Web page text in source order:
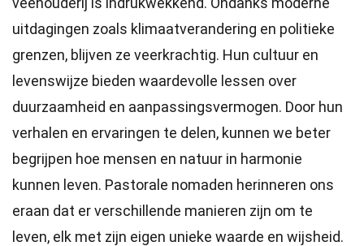
uitdagingen zoals klimaatverandering en politieke
grenzen, blijven ze veerkrachtig. Hun cultuur en
levenswijze bieden waardevolle lessen over
duurzaamheid en aanpassingsvermogen. Door hun
verhalen en ervaringen te delen, kunnen we beter
begrijpen hoe mensen en natuur in harmonie
kunnen leven. Pastorale nomaden herinneren ons
eraan dat er verschillende manieren zijn om te
leven, elk met zijn eigen unieke waarde en wijsheid.